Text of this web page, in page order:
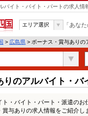
バイト・バイト・パートの求人情
国
エリア選択 「あな
> 広島県 > ボーナス・賞与ありの
りのアルバイト・
・バイト・パート・派遣のお
与ありの求人情報をご紹介し